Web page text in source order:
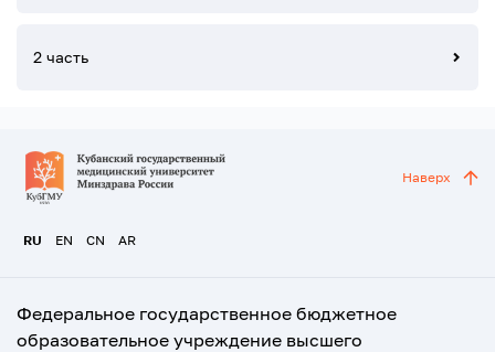
2 часть
RU EN CN AR
Наверх
Федеральное государственное бюджетное
образовательное учреждение высшего